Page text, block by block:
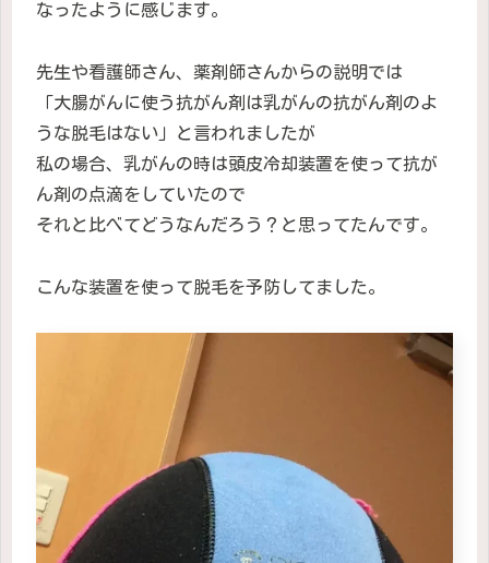
なったように感じます。
先生や看護師さん、薬剤師さんからの説明では
「大腸がんに使う抗がん剤は乳がんの抗がん剤のよ
うな脱毛はない」と言われましたが
私の場合、乳がんの時は頭皮冷却装置を使って抗が
ん剤の点滴をしていたので
それと比べてどうなんだろう？と思ってたんです。
こんな装置を使って脱毛を予防してました。